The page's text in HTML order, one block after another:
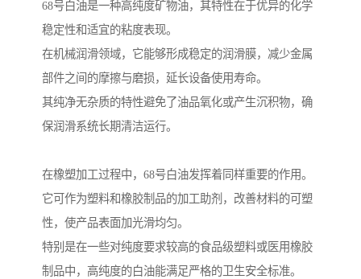
68号白油是一种高纯度矿物油，其特性在于优异的化学
稳定性和适宜的粘度表现。
在机械润滑领域，它能够形成稳定的润滑膜，减少金属
部件之间的摩擦与磨损，延长设备使用寿命。
其纯净无杂质的特性避免了油品氧化或产生沉积物，确
保润滑系统长期清洁运行。
在橡塑加工过程中，68号白油发挥着同样重要的作用。
它可作为塑料和橡胶制品的加工助剂，改善材料的可塑
性，使产品表面加光滑均匀。
特别是在一些对纯度要求较高的食品级塑料或医用橡胶
制品中，高纯度的白油能满足严格的卫生安全标准。